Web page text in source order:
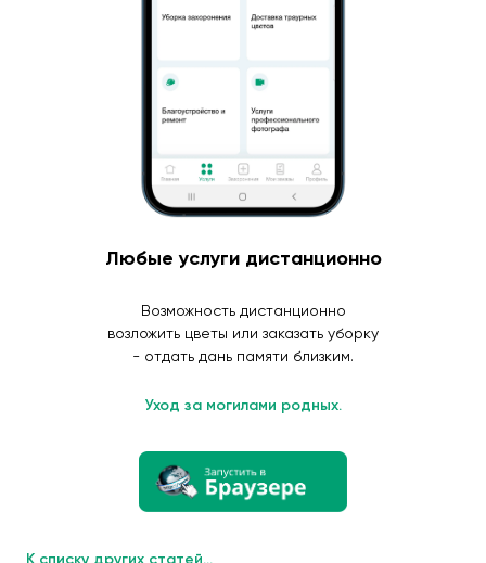
Любые услуги дистанционно
Возможность дистанционно
возложить цветы или заказать уборку
- отдать дань памяти близким.
Уход за могилами родных.
К списку других статей...